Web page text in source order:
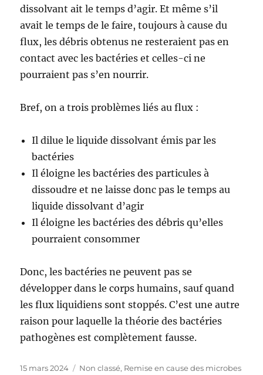
dissolvant ait le temps d’agir. Et même s’il
avait le temps de le faire, toujours à cause du
flux, les débris obtenus ne resteraient pas en
contact avec les bactéries et celles-ci ne
pourraient pas s’en nourrir.
Bref, on a trois problèmes liés au flux :
Il dilue le liquide dissolvant émis par les
bactéries
Il éloigne les bactéries des particules à
dissoudre et ne laisse donc pas le temps au
liquide dissolvant d’agir
Il éloigne les bactéries des débris qu’elles
pourraient consommer
Donc, les bactéries ne peuvent pas se
développer dans le corps humains, sauf quand
les flux liquidiens sont stoppés. C’est une autre
raison pour laquelle la théorie des bactéries
pathogènes est complètement fausse.
Publié
15 mars 2024 Catégories
Non classé, Remise en cause des microbes